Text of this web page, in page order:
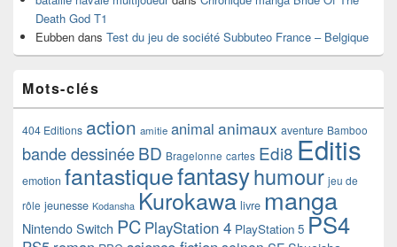
Death God T1
Eubben dans Test du jeu de société Subbuteo France – Belgique
Mots-clés
404 Editions action amitie animal animaux aventure Bamboo
bande dessinéeBD Bragelonne cartes Edi8 Editis
emotion fantastiquefantasyhumour jeu de
rôle jeunesse Kodansha Kurokawa livre manga
Nintendo Switch PC PlayStation 4 PlayStation 5 PS4